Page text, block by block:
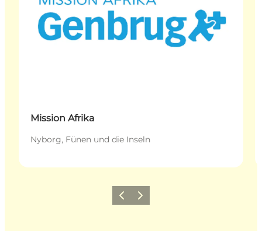
Mission Afrika
Nyborg, Fünen und die Inseln
ZurückWeiter